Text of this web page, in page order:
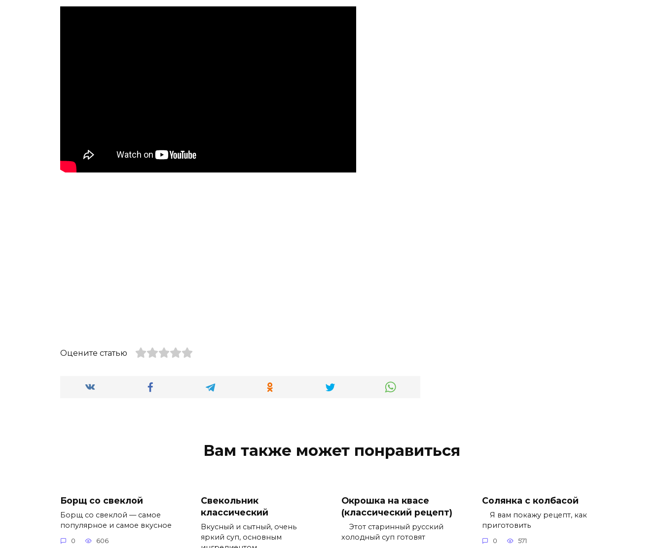
Оцените статью
Вам также может понравиться
Борщ со свеклой
Борщ со свеклой — самое
популярное и самое вкусное
0 606
Свекольник
классический
Вкусный и сытный, очень
яркий суп, основным
Окрошка на квасе
(классический рецепт)
Этот старинный русский
холодный суп готовят
Солянка с колбасой
Я вам покажу рецепт, как
приготовить
0 571